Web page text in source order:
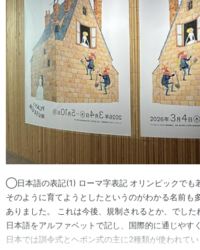
◯日本語の表記(1) ローマ字表記 オリンピックでも
そのように育てようとしたというのがわかる名前も
ありました。 これは今後、規制されるとか、でした
日本語をアルファベットで記し、国際的に通じやす
日本では訓令式とヘボン式の主に2種類が使われて